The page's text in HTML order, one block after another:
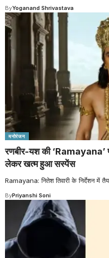
ByYoganand Shrivastava
मनोरंजन
रणबीर-यश की ‘Ramayana’
लेकर खत्म हुआ सस्पेंस
Ramayana: नितेश तिवारी के निर्देशन में
ByPriyanshi Soni